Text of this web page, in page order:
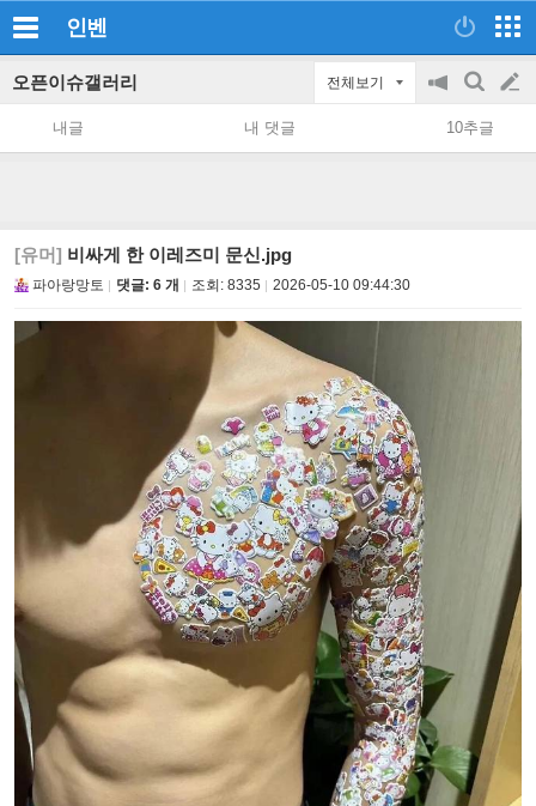
인벤
오픈이슈갤러리 전체보기
공
지
on/off
검
색
글
쓰
내글 내 댓글 10추글
[유머] 비싸게 한 이레즈미 문신.jpg
파아랑망토 댓글: 6 개 조회: 8335 2026-05-10 09:44:30